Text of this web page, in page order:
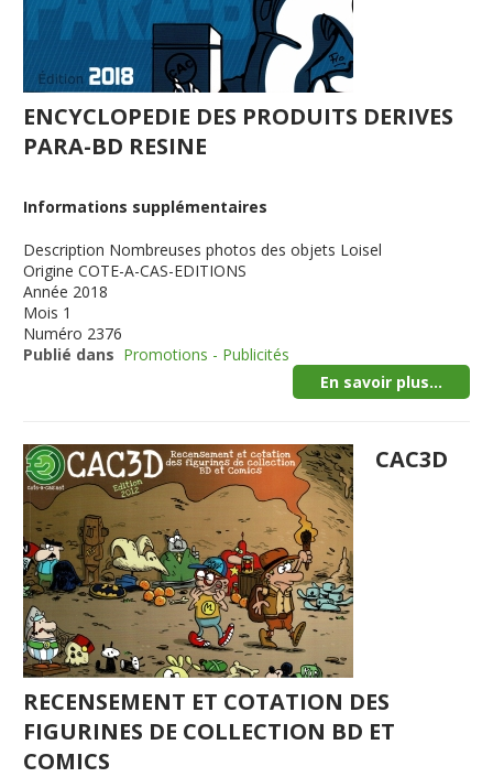
ENCYCLOPEDIE DES PRODUITS DERIVES
PARA-BD RESINE
Informations supplémentaires
Description Nombreuses photos des objets Loisel
Origine COTE-A-CAS-EDITIONS
Année 2018
Mois 1
Numéro 2376
Publié dans Promotions - Publicités
En savoir plus...
CAC3D
RECENSEMENT ET COTATION DES
FIGURINES DE COLLECTION BD ET
COMICS